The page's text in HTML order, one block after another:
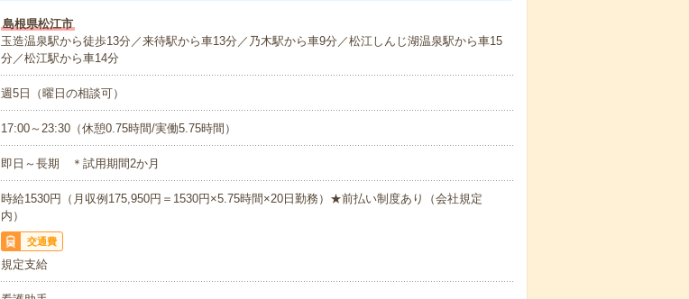
島根県松江市
玉造温泉駅から徒歩13分／来待駅から車13分／乃木駅から車9分／松江しんじ湖温泉駅から車15
分／松江駅から車14分
週5日（曜日の相談可）
17:00～23:30（休憩0.75時間/実働5.75時間）
即日～長期 ＊試用期間2か月
時給1530円（月収例175,950円＝1530円×5.75時間×20日勤務）★前払い制度あり（会社規定
内）
交通費
規定支給